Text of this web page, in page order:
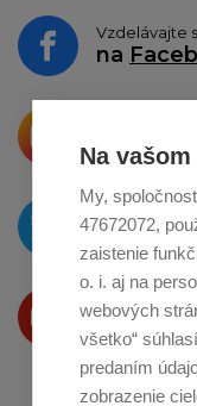
Na
My,
47672072,
zaistenie
o. i. aj na
webových
všetko“
predaním
zobrazenie
Vzdelávajte
na
o
O novinkách
na
Produkty
na